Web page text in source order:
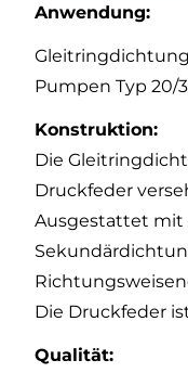
Anwendung:
Pumpen Typ 20/
Konstruktion:
Die
Druckfeder
Ausgestattet mit
Die Druckfeder
Qualität: